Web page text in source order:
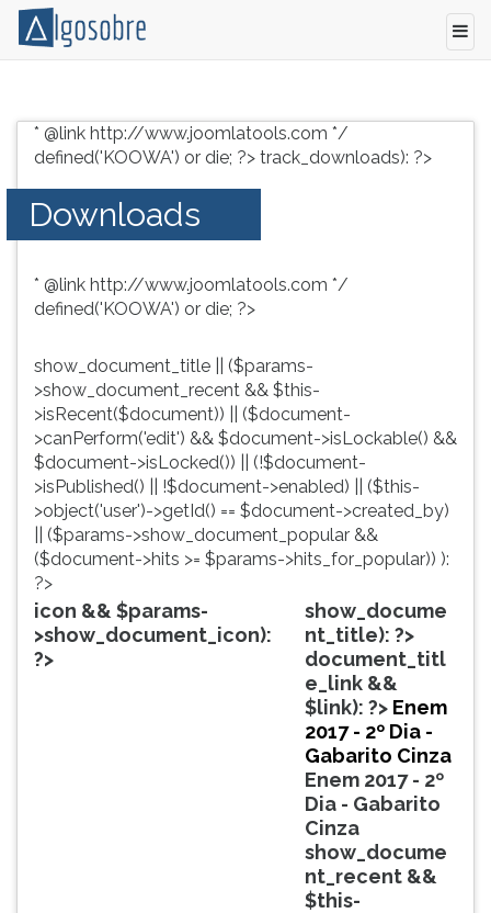
grátis
vestibular,
enem
concursos.
resumos
livros,
biografias,
profissões,
simulados
comentados.
Acessibilidade
leitor
TAB
depois
F
para
ouvir
conteúdo
principal
pular
essa
leitura
pressione
depois
pausar
* @link http://www.joomlatools.com */
defined('KOOWA') or die; ?> track_downloads): ?>
Downloads
* @link http://www.joomlatools.com */
defined('KOOWA') or die; ?>
show_document_title || ($params-
>show_document_recent && $this-
>isRecent($document)) || ($document-
>canPerform('edit') && $document->isLockable() &&
$document->isLocked()) || (!$document-
>isPublished() || !$document->enabled) || ($this-
>object('user')->getId() == $document->created_by)
|| ($params->show_document_popular &&
($document->hits >= $params->hits_for_popular)) ):
?>
icon && $params-
>show_document_icon):
?>
show_docume
nt_title): ?>
document_titl
e_link &&
$link): ?> Enem
2017 - 2º Dia -
Gabarito Cinza
Enem 2017 - 2º
Dia - Gabarito
Cinza
show_docume
nt_recent &&
$this-